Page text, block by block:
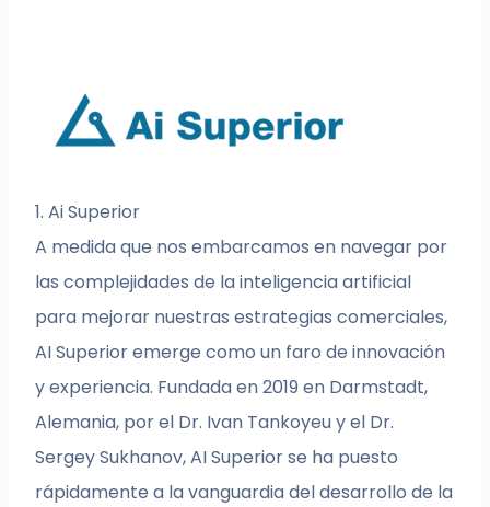
1. Ai Superior
A medida que nos embarcamos en navegar por
las complejidades de la inteligencia artificial
para mejorar nuestras estrategias comerciales,
AI Superior emerge como un faro de innovación
y experiencia. Fundada en 2019 en Darmstadt,
Alemania, por el Dr. Ivan Tankoyeu y el Dr.
Sergey Sukhanov, AI Superior se ha puesto
rápidamente a la vanguardia del desarrollo de la